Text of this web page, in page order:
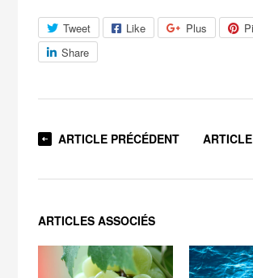
Tweet Like Plus
Share
ARTICLE PRÉCÉDENT
ARTICLES ASSOCIÉS